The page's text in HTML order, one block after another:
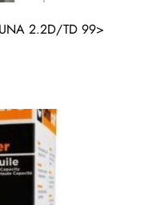
2.2D/TD 99>